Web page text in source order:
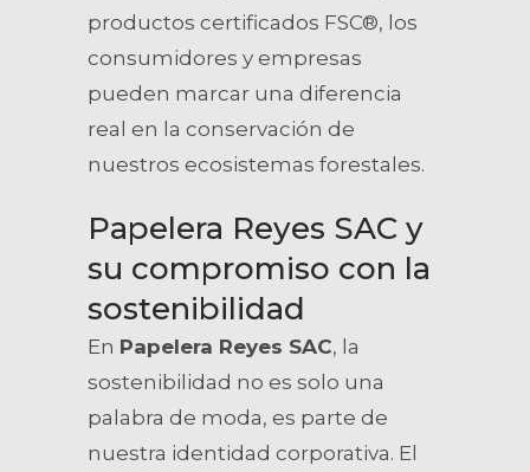
productos certificados FSC®, los
consumidores y empresas
pueden marcar una diferencia
real en la conservación de
nuestros ecosistemas forestales.
Papelera Reyes SAC y
su compromiso con la
sostenibilidad
En Papelera Reyes SAC, la
sostenibilidad no es solo una
palabra de moda, es parte de
nuestra identidad corporativa. El